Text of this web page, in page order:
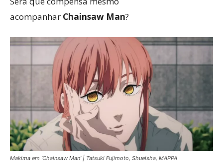
acompanhar Chainsaw Man?
Makima em ‘Chainsaw Man’ | Tatsuki Fujimoto, Shueisha, MAPPA